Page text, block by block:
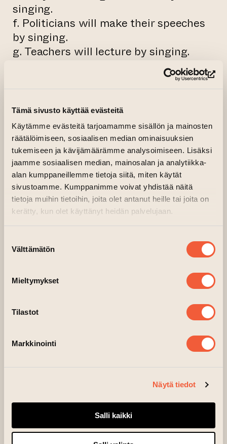
Tämä sivusto käyttää evästeitä
Käytämme evästeitä tarjoamamme sisällön ja mainosten
räätälöimiseen, sosiaalisen median ominaisuuksien
tukemiseen ja kävijämäärämme analysoimiseen. Lisäksi
jaamme sosiaalisen median, mainosalan ja analytiikka-
alan kumppaneillemme tietoja siitä, miten käytät
sivustoamme. Kumppanimme voivat yhdistää näitä
tietoja muihin tietoihin, joita olet antanut heille tai joita on
kerätty, kun olet käyttänyt heidän palvelujaan.
valinta
Välttämätön
Mieltymykset
Tilastot
Markkinointi
Näytä tiedot
Salli kaikki
singing.
f. Politicians will make their speeches
by singing.
g. Teachers will lecture by singing.
h. Soldiers of both camps will sing to
-Yoko Ono-
Key Ensemblen Grapefuit-konsertti esittelee
innovatiivisten naisten taidetta sekä rapakon
takaa että Irlannista. Yhtä kaikki heitä
yhdistää niin englannin kieli kuin uskallus
heittäytyä ja luoda uutta. Illan konserttiin
mahtuu esimerkiksi Jennifer Walshen
performanssi kolmelle esiintyjälle ja osa
Meredith Monkin ikimuistoisesta oopperasta
ensiesityksiä.
Onon konseptuaalisille kappaleille kirjasta
missata.
· Shara Nova (1974-): Osia sarjasta Titration
· Meredith Monk (1942-): Earth seen from
above (Oopperasta Atlas)
· Yoko Ono (1933-): Osia teoksesta Grapefruit